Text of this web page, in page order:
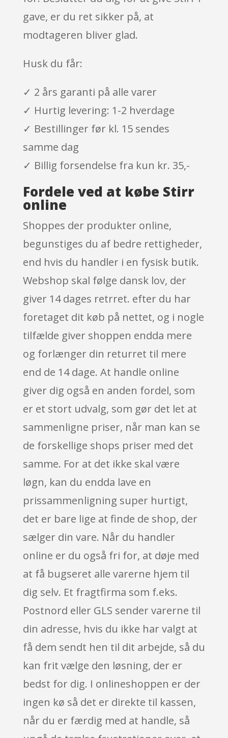
gave, er du ret sikker på, at
modtageren bliver glad.
Husk du får:
✓ 2 års garanti på alle varer
✓ Hurtig levering: 1-2 hverdage
✓ Bestillinger før kl. 15 sendes
samme dag
✓ Billig forsendelse fra kun kr. 35,-
Fordele ved at købe Stirr
online
Shoppes der produkter online,
begunstiges du af bedre rettigheder,
end hvis du handler i en fysisk butik.
Webshop skal følge dansk lov, der
giver 14 dages retrret. efter du har
foretaget dit køb på nettet, og i nogle
tilfælde giver shoppen endda mere
og forlænger din returret til mere
end de 14 dage. At handle online
giver dig også en anden fordel, som
er et stort udvalg, som gør det let at
sammenligne priser, når man kan se
de forskellige shops priser med det
samme. For at det ikke skal være
løgn, kan du endda lave en
prissammenligning super hurtigt,
det er bare lige at finde de shop, der
sælger din vare. Når du handler
online er du også fri for, at døje med
at få bugseret alle varerne hjem til
dig selv. Et fragtfirma som f.eks.
Postnord eller GLS sender varerne til
din adresse, hvis du ikke har valgt at
få dem sendt hen til dit arbejde, så du
kan frit vælge den løsning, der er
bedst for dig. I onlineshoppen er der
ingen kø så det er direkte til kassen,
når du er færdig med at handle, så